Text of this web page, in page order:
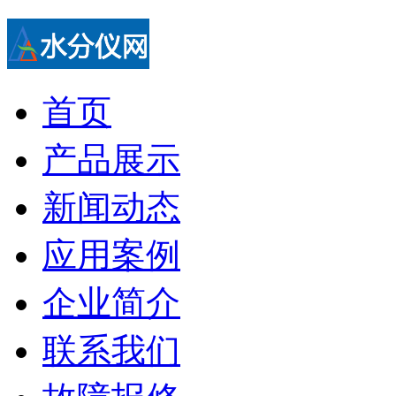
首页
产品展示
新闻动态
应用案例
企业简介
联系我们